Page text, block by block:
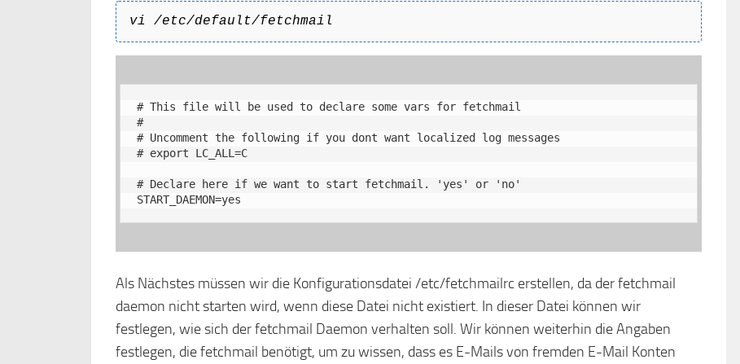
vi /etc/default/fetchmail
# This file will be used to declare some vars for fetchmail
#
# Uncomment the following if you dont want localized log messages
# export LC_ALL=C
# Declare here if we want to start fetchmail. 'yes' or 'no'
START_DAEMON=yes
Als Nächstes müssen wir die Konfigurationsdatei /etc/fetchmailrc erstellen, da der fetchmail
daemon nicht starten wird, wenn diese Datei nicht existiert. In dieser Datei können wir
festlegen, wie sich der fetchmail Daemon verhalten soll. Wir können weiterhin die Angaben
festlegen, die fetchmail benötigt, um zu wissen, dass es E-Mails von fremden E-Mail Konten